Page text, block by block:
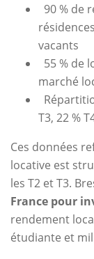
90 % de
vacants
55 % de
marché
T3, 22 %
Ces données
locative est
les T2 et T3.
France pour
rendement
étudiante et